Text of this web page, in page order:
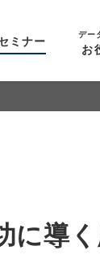
ミナー
デー
お
に導